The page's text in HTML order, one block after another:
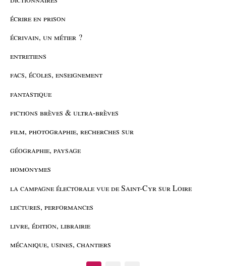
écrire en prison
écrivain, un métier ?
entretiens
facs, écoles, enseignement
fantastique
fictions brèves & ultra-brèves
film, photographie, recherches sur
géographie, paysage
homonymes
la campagne électorale vue de Saint-Cyr sur Loire
lectures, performances
livre, édition, librairie
mécanique, usines, chantiers